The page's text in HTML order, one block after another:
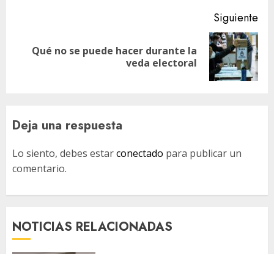
Siguiente
Siguiente
Qué no se puede hacer durante la
veda electoral
Deja una respuesta
Lo siento, debes estarconectado para publicar un
comentario.
NOTICIAS RELACIONADAS